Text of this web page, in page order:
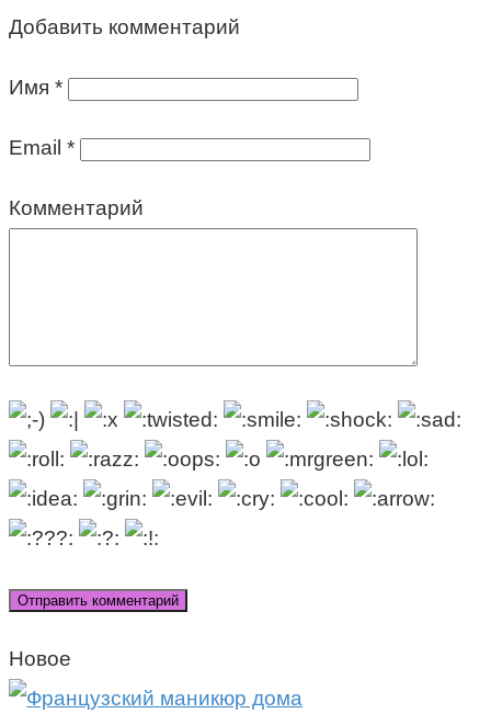
Добавить комментарий
Имя *
Email *
Комментарий
Новое